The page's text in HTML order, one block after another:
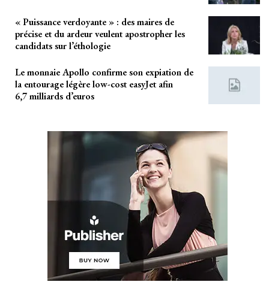
« Puissance verdoyante » : des maires de
précise et du ardeur veulent apostropher les
candidats sur l’éthologie
Le monnaie Apollo confirme son expiation de
la entourage légère low-cost easyJet afin
6,7 milliards d’euros